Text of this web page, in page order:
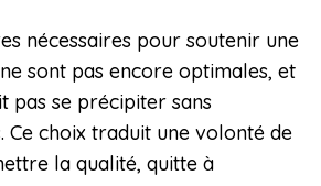
nécessaires pour soutenir une
sont pas encore optimales, et
pas se précipiter sans
Ce choix traduit une volonté de
la qualité, quitte à